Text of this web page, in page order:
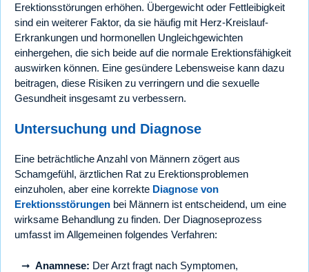
Erektionsstörungen erhöhen. Übergewicht oder Fettleibigkeit
sind ein weiterer Faktor, da sie häufig mit Herz-Kreislauf-
Erkrankungen und hormonellen Ungleichgewichten
einhergehen, die sich beide auf die normale Erektionsfähigkeit
auswirken können. Eine gesündere Lebensweise kann dazu
beitragen, diese Risiken zu verringern und die sexuelle
Gesundheit insgesamt zu verbessern.
Untersuchung und Diagnose
Eine beträchtliche Anzahl von Männern zögert aus
Schamgefühl, ärztlichen Rat zu Erektionsproblemen
einzuholen, aber eine korrekte Diagnose von
Erektionsstörungen bei Männern ist entscheidend, um eine
wirksame Behandlung zu finden. Der Diagnoseprozess
umfasst im Allgemeinen folgendes Verfahren:
Anamnese: Der Arzt fragt nach Symptomen,